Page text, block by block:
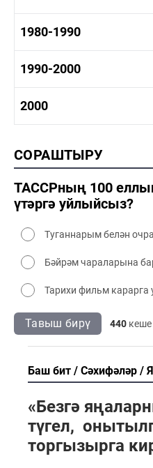
1970-1980 тарих
1980-1990
1980-1990 тарих
1990-2000
2000
2000 сәнәгать
2000 мәдәният
СОРАШТЫРУ
ТАССРның 100
үтәргә уйлыйсыз?
Туганнарым белән
Бәйрәм чараларына
Тарихи фильм
Тавыш бирү 440
Баш бит Сәхифәләр
«Безгә
түгел,
торгызырга